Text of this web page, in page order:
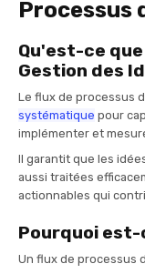
Processus
Qu'est-ce
Gestion des
Le flux de processus
systématique pour
implémenter et
Il garantit que les
aussi traitées
actionnables qui
Pourquoi
Un flux de processus